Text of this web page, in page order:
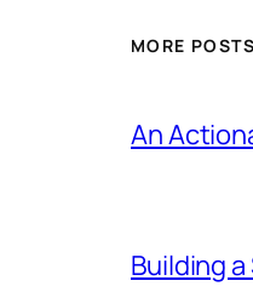
MORE POSTS
An
Building